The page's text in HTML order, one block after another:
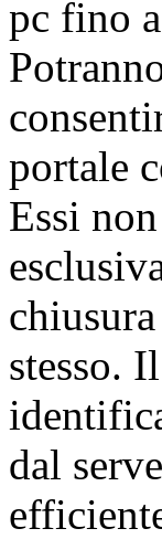
pc fino
portale
Essi
stesso.
dal